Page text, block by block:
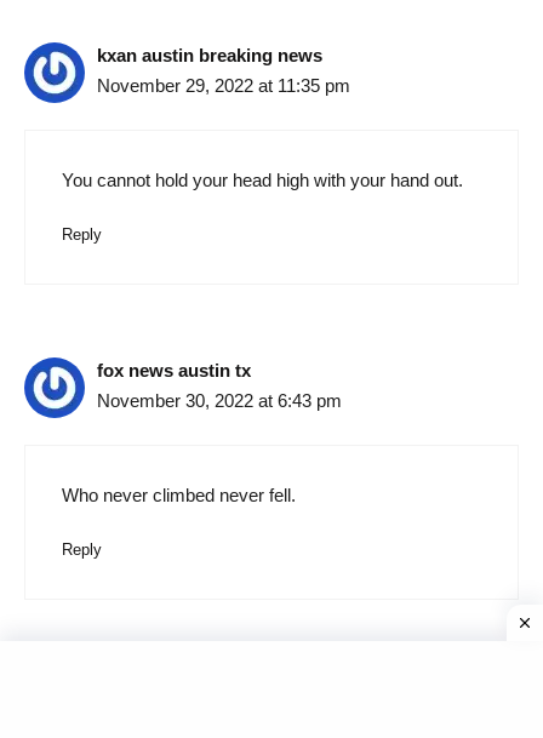
kxan austin breaking news
November 29, 2022 at 11:35 pm
You cannot hold your head high with your hand out.
Reply
fox news austin tx
November 30, 2022 at 6:43 pm
Who never climbed never fell.
Reply